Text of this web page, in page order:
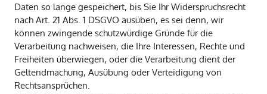
Daten so lange gespeichert, bis Sie Ihr Widerspruchsrecht
nach Art. 21 Abs. 1 DSGVO ausüben, es sei denn, wir
können zwingende schutzwürdige Gründe für die
Verarbeitung nachweisen, die Ihre Interessen, Rechte und
Freiheiten überwiegen, oder die Verarbeitung dient der
Geltendmachung, Ausübung oder Verteidigung von
Rechtsansprüchen.